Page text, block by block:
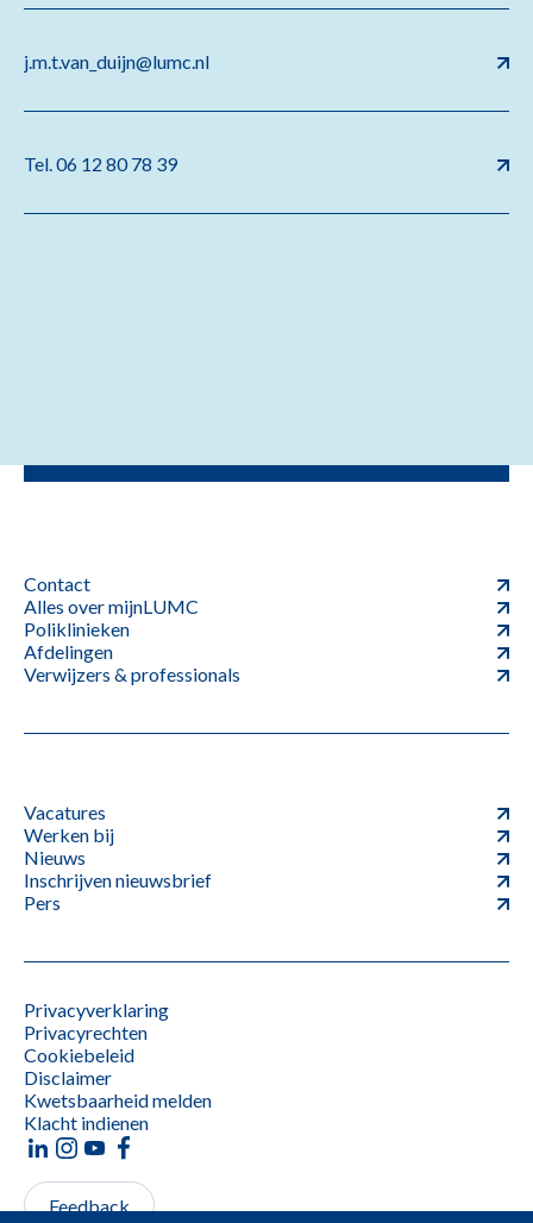
j.m.t.van_duijn@lumc.nl
Tel. 06 12 80 78 39
Contact
Alles over mijnLUMC
Poliklinieken
Afdelingen
Verwijzers & professionals
Vacatures
Werken bij
Nieuws
Inschrijven nieuwsbrief
Pers
Privacyverklaring
Privacyrechten
Cookiebeleid
Disclaimer
Kwetsbaarheid melden
Klacht indienen
Feedback